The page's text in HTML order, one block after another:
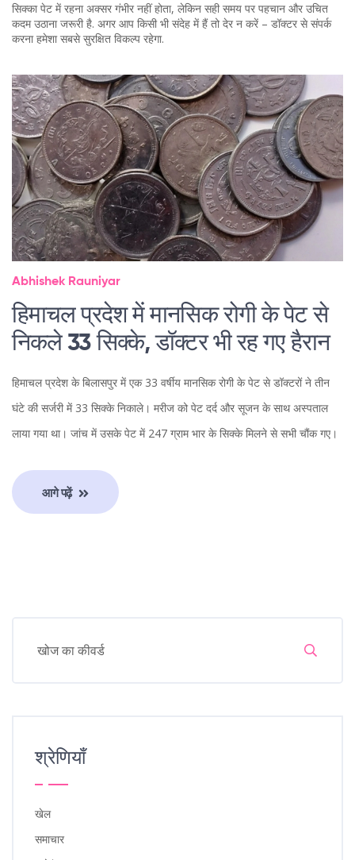
सिक्का पेट में रहना अक्सर गंभीर नहीं होता, लेकिन सही समय पर पहचान और उचित
कदम उठाना जरूरी है. अगर आप किसी भी संदेह में हैं तो देर न करें – डॉक्टर से संपर्क
करना हमेशा सबसे सुरक्षित विकल्प रहेगा.
Abhishek Rauniyar
हिमाचल प्रदेश में मानसिक रोगी के पेट से
निकले 33 सिक्के, डॉक्टर भी रह गए हैरान
हिमाचल प्रदेश के बिलासपुर में एक 33 वर्षीय मानसिक रोगी के पेट से डॉक्टरों ने तीन
घंटे की सर्जरी में 33 सिक्के निकाले। मरीज को पेट दर्द और सूजन के साथ अस्पताल
लाया गया था। जांच में उसके पेट में 247 ग्राम भार के सिक्के मिलने से सभी चौंक गए।
आगे पढ़ें
श्रेणियाँ
खेल
समाचार